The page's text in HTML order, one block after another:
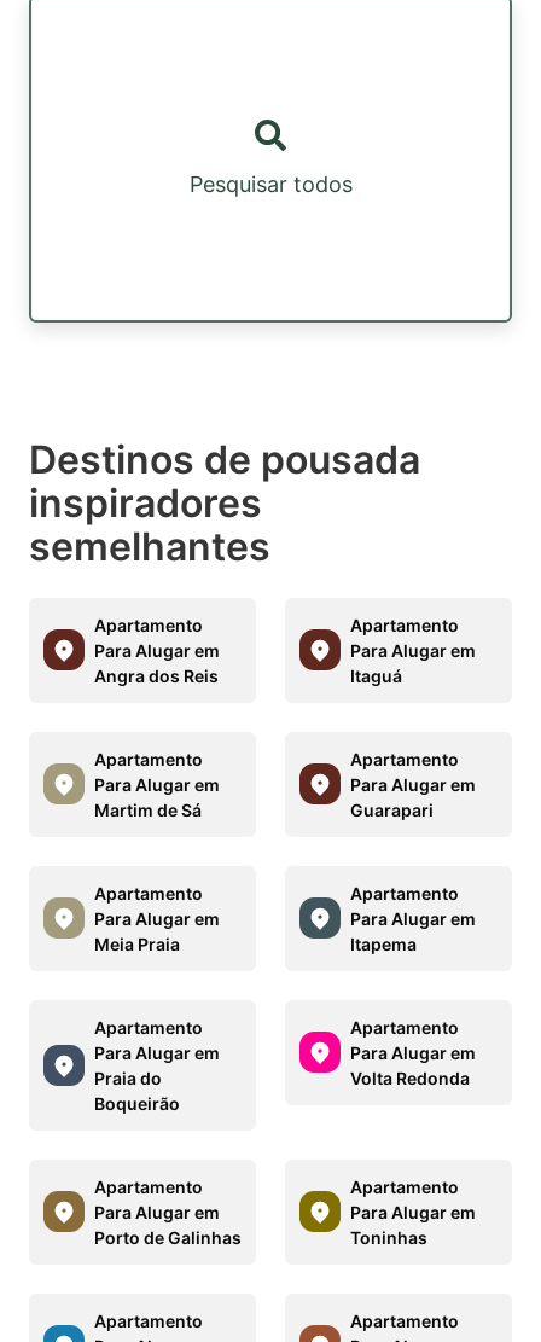
Pesquisar todos
Destinos de pousada
inspiradores
semelhantes
Apartamento
Para Alugar em
Angra dos Reis
Apartamento
Para Alugar em
Itaguá
Apartamento
Para Alugar em
Martim de Sá
Apartamento
Para Alugar em
Guarapari
Apartamento
Para Alugar em
Meia Praia
Apartamento
Para Alugar em
Itapema
Apartamento
Para Alugar em
Praia do
Boqueirão
Apartamento
Para Alugar em
Volta Redonda
Apartamento
Para Alugar em
Porto de Galinhas
Apartamento
Para Alugar em
Toninhas
Apartamento
Apartamento